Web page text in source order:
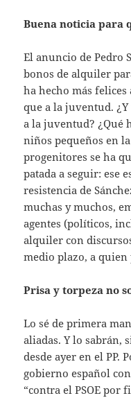
Buena noticia para
El anuncio de Pedro
bonos de alquiler
ha hecho más
que a la juventud.
a la juventud? ¿Qué
niños pequeños en
progenitores se ha
patada a seguir: ese
resistencia de
muchas y muchos,
agentes (políticos,
alquiler con
medio plazo, a quien
Prisa y torpeza no
Lo sé de primera
aliadas. Y lo sabrán,
desde ayer en el PP.
gobierno español
“contra el PSOE por